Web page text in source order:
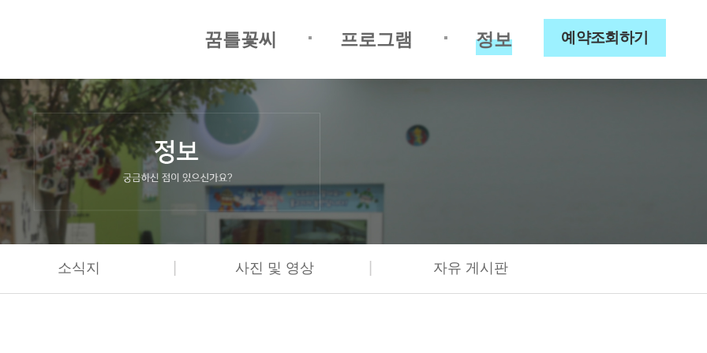
예약조회하기
정보
프로그램
꿈틀꽃씨
소식지 사진 및 영상 자유 게시판